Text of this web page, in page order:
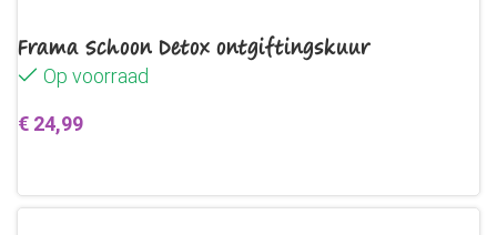
Frama Schoon Detox ontgiftingskuur
Op voorraad
€ 24,99